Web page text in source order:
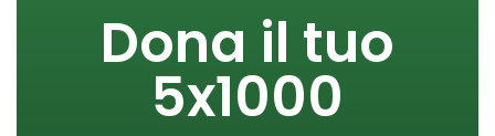
Dona il tuo
5x1000